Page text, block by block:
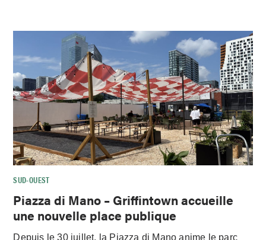
SUD-OUEST
Piazza di Mano – Griffintown accueille
une nouvelle place publique
Depuis le 30 juillet, la Piazza di Mano anime le parc